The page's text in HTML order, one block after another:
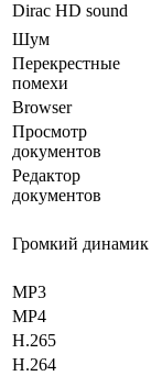
Dirac HD sound
Шум
Перекрестные
помехи
Browser
Просмотр
документов
Редактор
документов
Громкий динамик
MP3
MP4
H.265
H.264